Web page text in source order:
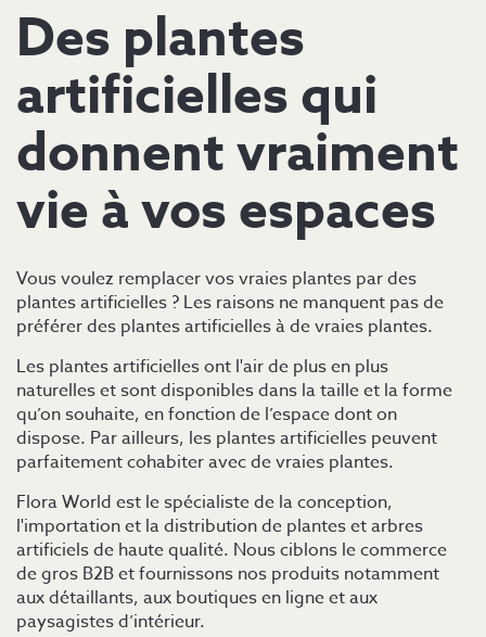
Des plantes
artificielles qui
donnent vraiment
vie à vos espaces
Vous voulez remplacer vos vraies plantes par des
plantes artificielles ? Les raisons ne manquent pas de
préférer des plantes artificielles à de vraies plantes.
Les plantes artificielles ont l'air de plus en plus
naturelles et sont disponibles dans la taille et la forme
qu’on souhaite, en fonction de l’espace dont on
dispose. Par ailleurs, les plantes artificielles peuvent
parfaitement cohabiter avec de vraies plantes.
Flora World est le spécialiste de la conception,
l'importation et la distribution de plantes et arbres
artificiels de haute qualité. Nous ciblons le commerce
de gros B2B et fournissons nos produits notamment
aux détaillants, aux boutiques en ligne et aux
paysagistes d’intérieur.